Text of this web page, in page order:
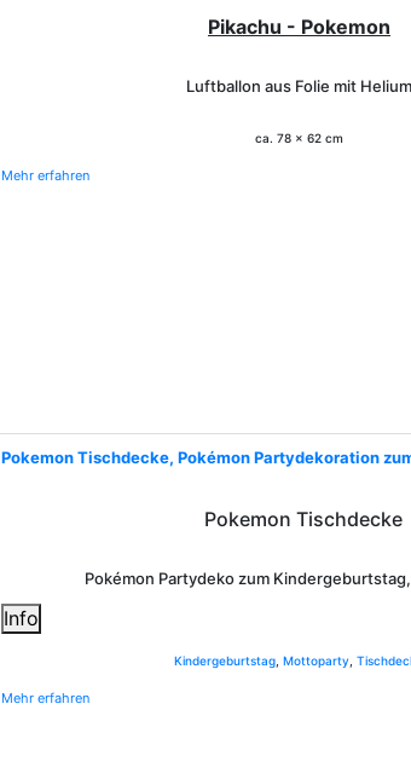
Pikachu - Pokemon
Luftballon aus Folie mit Helium
ca. 78 x 62 cm
Mehr erfahren
Pokemon Tischdecke, Pokémon Partydekoration
Pokemon Tischdecke
Pokémon Partydekozum Kindergeburtstag
Info
Kindergeburtstag Mottoparty
Mehr erfahren